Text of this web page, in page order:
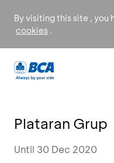
By visiting this site , you
cookies .
Plataran Grup
Until 30 Dec 2020